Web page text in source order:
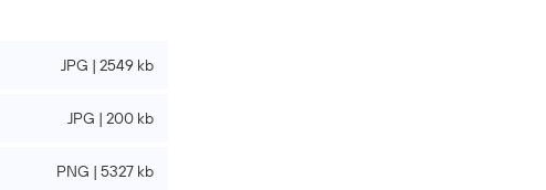
JPG | 2549 kb
JPG | 200 kb
PNG | 5327 kb